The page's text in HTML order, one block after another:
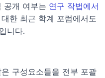
공개 여부는 연구 작법에서
한 최근 학계 포럼에서도
니다.
구성요소들을 전부 포괄